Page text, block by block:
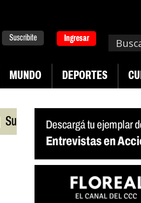
Suscribite Ingresar
MUNDO DEPORTES
desregulación del